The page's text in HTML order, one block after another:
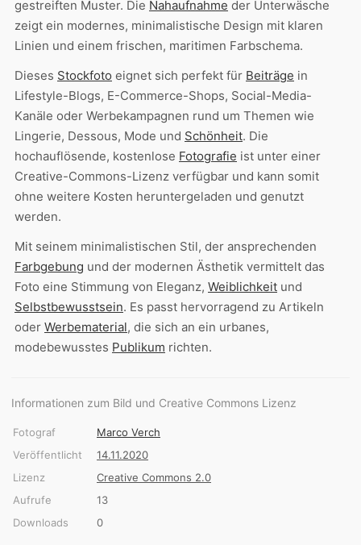
gestreiften Muster. Die Nahaufnahme der Unterwäsche
zeigt ein modernes, minimalistische Design mit klaren
Linien und einem frischen, maritimen Farbschema.
Dieses Stockfoto eignet sich perfekt für Beiträge in
Lifestyle-Blogs, E-Commerce-Shops, Social-Media-
Kanäle oder Werbekampagnen rund um Themen wie
Lingerie, Dessous, Mode und Schönheit. Die
hochauflösende, kostenlose Fotografie ist unter einer
Creative-Commons-Lizenz verfügbar und kann somit
ohne weitere Kosten heruntergeladen und genutzt
werden.
Mit seinem minimalistischen Stil, der ansprechenden
Farbgebung und der modernen Ästhetik vermittelt das
Foto eine Stimmung von Eleganz, Weiblichkeit und
Selbstbewusstsein. Es passt hervorragend zu Artikeln
oder Werbematerial, die sich an ein urbanes,
modebewusstes Publikum richten.
Informationen zum Bild und Creative Commons Lizenz
Fotograf
Marco Verch
Veröffentlicht
14.11.2020
Lizenz
Creative Commons 2.0
Aufrufe
13
Downloads
0